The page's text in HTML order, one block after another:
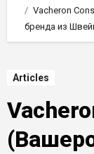
Vacheron
бренда из
Articles